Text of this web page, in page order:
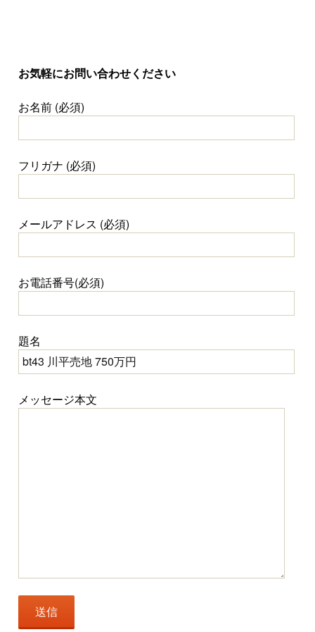
お気軽にお問い合わせください
お名前 (必須)
フリガナ (必須)
メールアドレス (必須)
お電話番号(必須)
題名
メッセージ本文